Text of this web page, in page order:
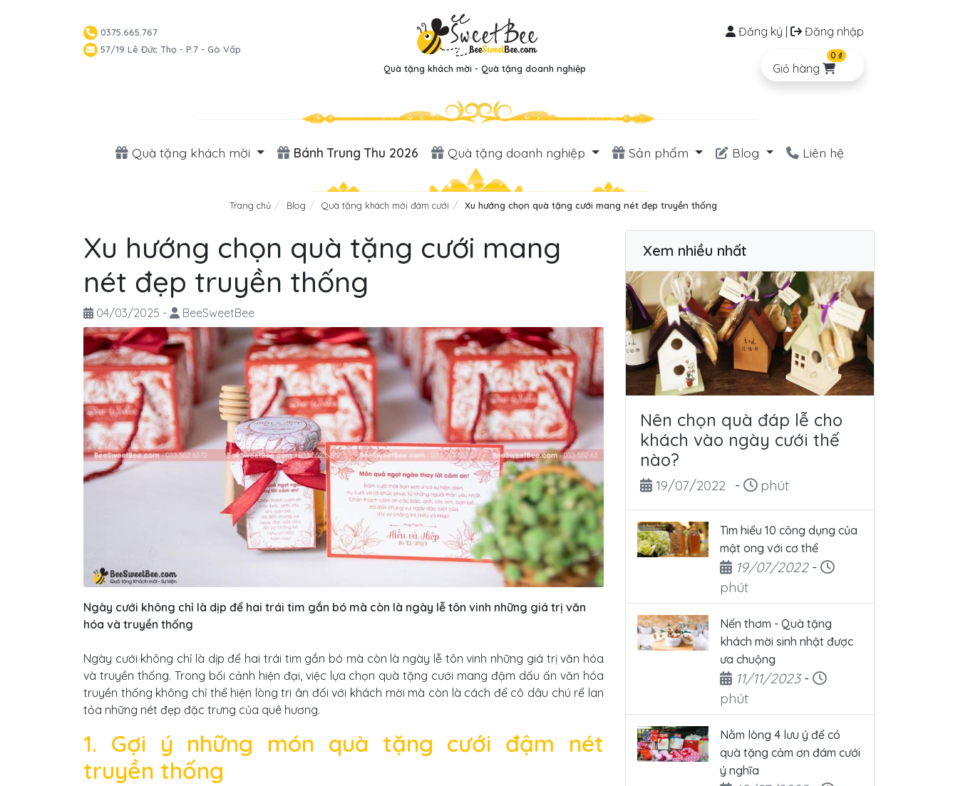
0375.665.767
57/19 Lê Đức Thọ - P.7 - Gò Vấp
Quà tặng khách mời - Quà tặng doanh nghiệp
Đăng ký Đăng nhập
Giỏ hàng
0 ₫
Quà tặng khách mời Bánh Trung Thu 2026 Quà tặng doanh nghiệp Sản phẩm Blog Liên hệ
Trang chủ Blog Quà tặng khách mời đám cưới Xu hướng chọn quà tặng cưới mang nét đẹp truyền thống
Xu hướng chọn quà tặng cưới mang
nét đẹp truyền thống
04/03/2025 - BeeSweetBee
Ngày cưới không chỉ là dịp để hai trái tim gắn bó mà còn là ngày lễ tôn vinh những giá trị văn
hóa và truyền thống
Ngày cưới không chỉ là dịp để hai trái tim gắn bó mà còn là ngày lễ tôn vinh những giá trị văn hóa
và truyền thống. Trong bối cảnh hiện đại, việc lựa chọn quà tặng cưới mang đậm dấu ấn văn hóa
truyền thống không chỉ thể hiện lòng tri ân đối với khách mời mà còn là cách để cô dâu chú rể lan
tỏa những nét đẹp đặc trưng của quê hương.
1. Gợi ý những món quà tặng cưới đậm nét
truyền thống
Xem nhiều nhất
Nên chọn quà đáp lễ cho
khách vào ngày cưới thế
nào?
Ngày đăng
19/07/2022 - Thời gian đọc
phút
Tìm hiểu 10 công dụng của
mật ong với cơ thể
Ngày đăng
19/07/2022-
Thời gian đọc
phút
Nến thơm - Quà tặng
khách mời sinh nhật được
ưa chuộng
Ngày đăng
11/11/2023-
Thời gian đọc
phút
Nằm lòng 4 lưu ý để có
quà tặng cảm ơn đám cưới
ý nghĩa